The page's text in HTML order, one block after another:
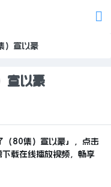
）宣以豪
宣以豪
（80集）宣以豪」，点击
载在线播放视频，畅享